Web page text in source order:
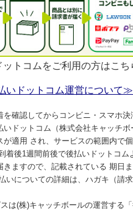
ットコムをご利用の方はこ
いドットコム運営について≫
を確認してからコンビニ・スマホ
いドットコム（株式会社キャッチ
が適用 され、サービスの範囲内で
着後1週間前後で後払いドットコム
きますので、記載されている 期日
いについての詳細は、ハガキ（請
は(株)キャッチボールの運営する